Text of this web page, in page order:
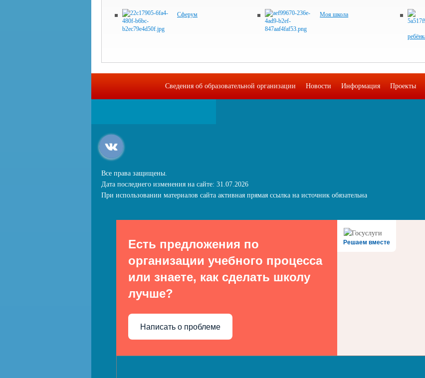
Сферум Моя школа
Сведения об образовательной организации Новости Информация Проекты
Все права защищены.
Дата последнего изменения на сайте: 31.07.2026
При использовании материалов сайта активная прямая ссылка на источник обязательна
Решаем вместе
Есть предложения по
организации учебного процесса
или знаете, как сделать школу
лучше?
Написать о проблеме